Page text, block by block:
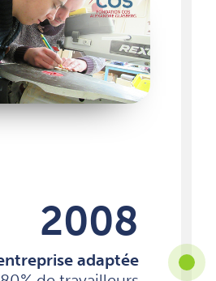
2008
adaptée